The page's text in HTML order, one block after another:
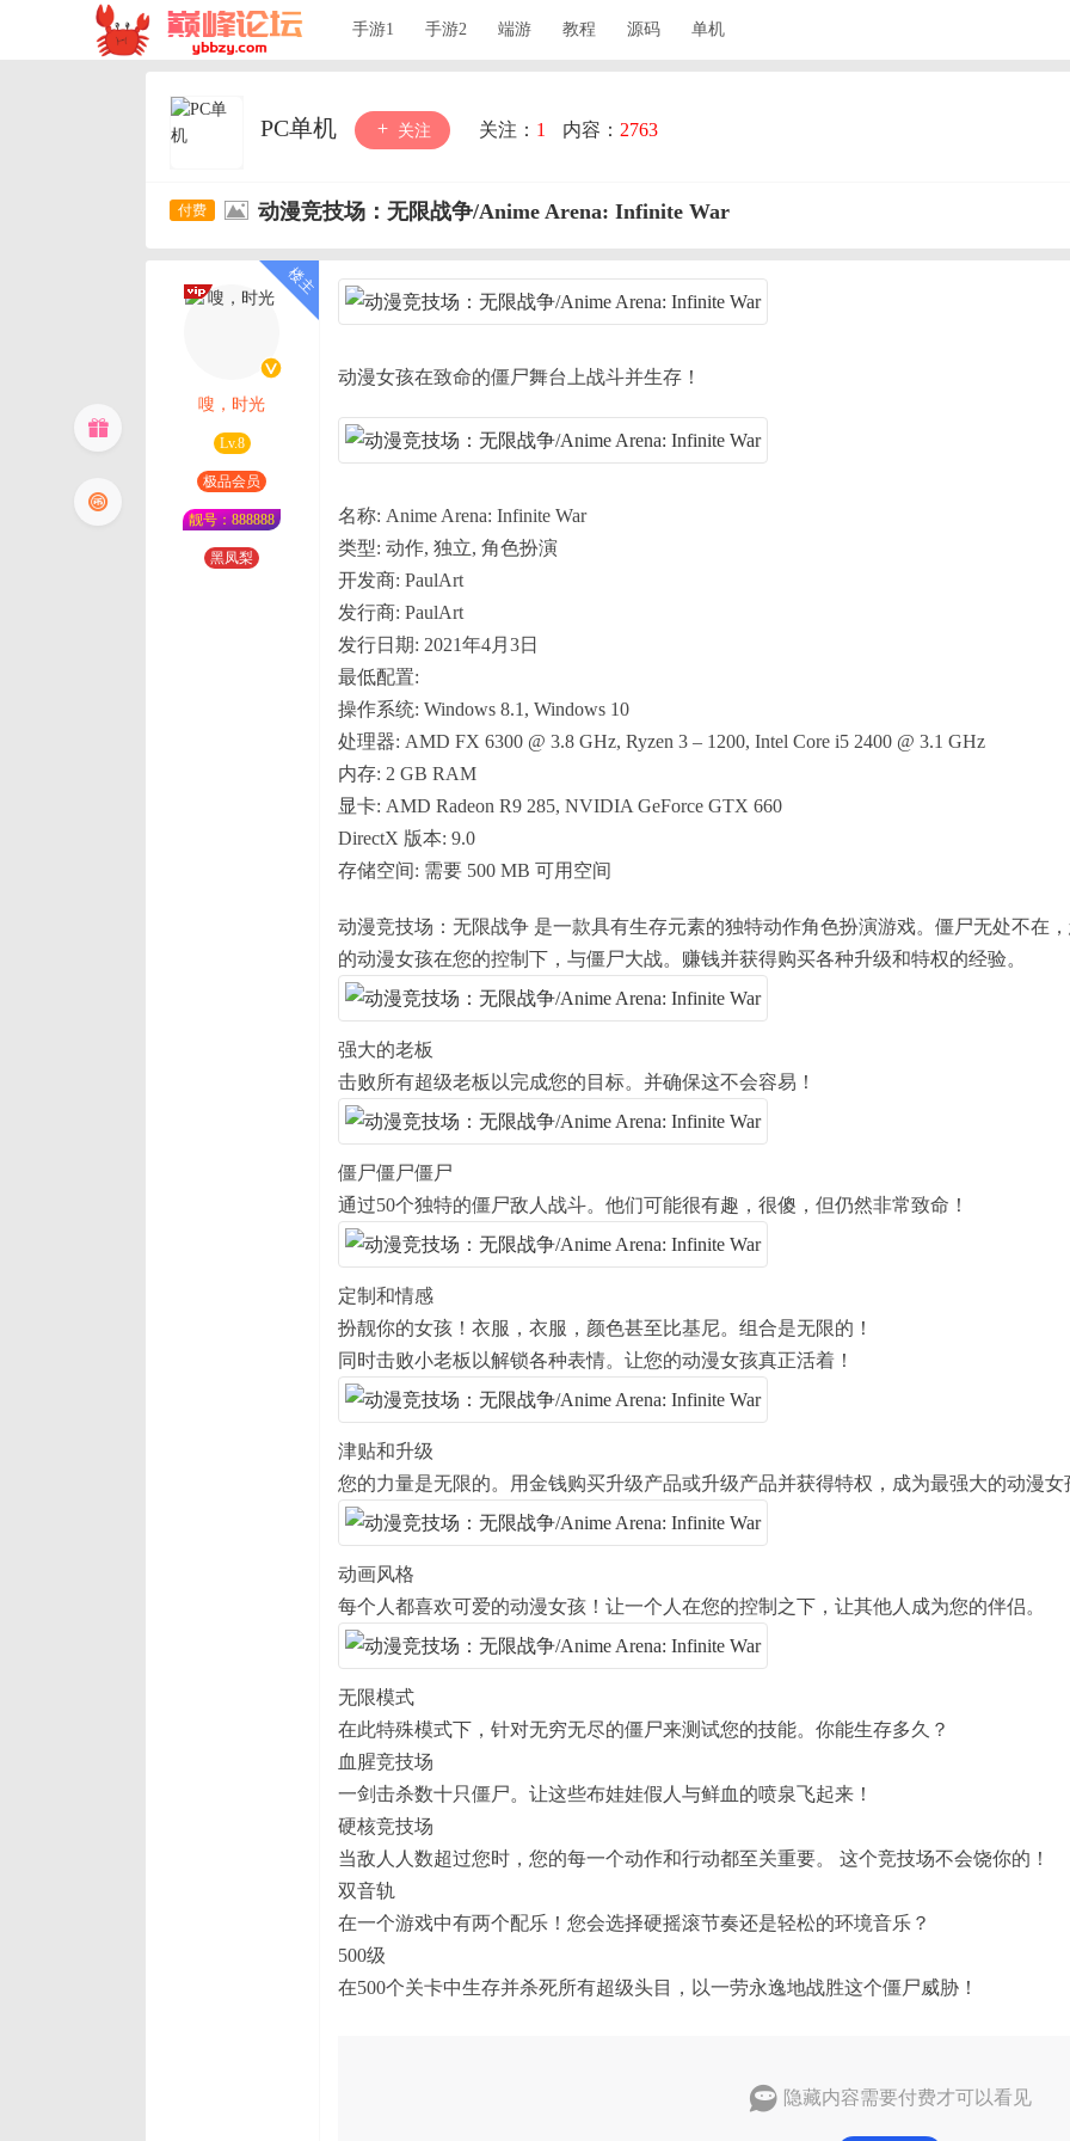
手游1 手游2 端游 教程 源码 单机
PC单机 关注 关注： 1 内容： 2763
动漫竞技场：无限战争/Anime Arena: Infinite War
嗖，时光
Lv.8
极品会员
靓号：888888
黑凤梨
动漫女孩在致命的僵尸舞台上战斗并生存！
名称: Anime Arena: Infinite War
类型: 动作, 独立, 角色扮演
开发商: PaulArt
发行商: PaulArt
发行日期: 2021年4月3日
最低配置:
操作系统: Windows 8.1, Windows 10
处理器: AMD FX 6300 @ 3.8 GHz, Ryzen 3 – 1200, Intel Core i5 2400 @ 3.1 GHz
内存: 2 GB RAM
显卡: AMD Radeon R9 285, NVIDIA GeForce GTX 660
DirectX 版本: 9.0
存储空间: 需要 500 MB 可用空间
动漫竞技场：无限战争 是一款具有生存元素的独特动作角色扮演游戏。僵尸无处不在
的动漫女孩在您的控制下，与僵尸大战。赚钱并获得购买各种升级和特权的经验。
强大的老板
击败所有超级老板以完成您的目标。并确保这不会容易！
僵尸僵尸僵尸
通过50个独特的僵尸敌人战斗。他们可能很有趣，很傻，但仍然非常致命！
定制和情感
扮靓你的女孩！衣服，衣服，颜色甚至比基尼。组合是无限的！
同时击败小老板以解锁各种表情。让您的动漫女孩真正活着！
津贴和升级
您的力量是无限的。用金钱购买升级产品或升级产品并获得特权，成为最强大的动漫女
动画风格
每个人都喜欢可爱的动漫女孩！让一个人在您的控制之下，让其他人成为您的伴侣。
无限模式
在此特殊模式下，针对无穷无尽的僵尸来测试您的技能。你能生存多久？
血腥竞技场
一剑击杀数十只僵尸。让这些布娃娃假人与鲜血的喷泉飞起来！
硬核竞技场
当敌人人数超过您时，您的每一个动作和行动都至关重要。 这个竞技场不会饶你的！
双音轨
在一个游戏中有两个配乐！您会选择硬摇滚节奏还是轻松的环境音乐？
500级
在500个关卡中生存并杀死所有超级头目，以一劳永逸地战胜这个僵尸威胁！
隐藏内容需要付费才可以看见